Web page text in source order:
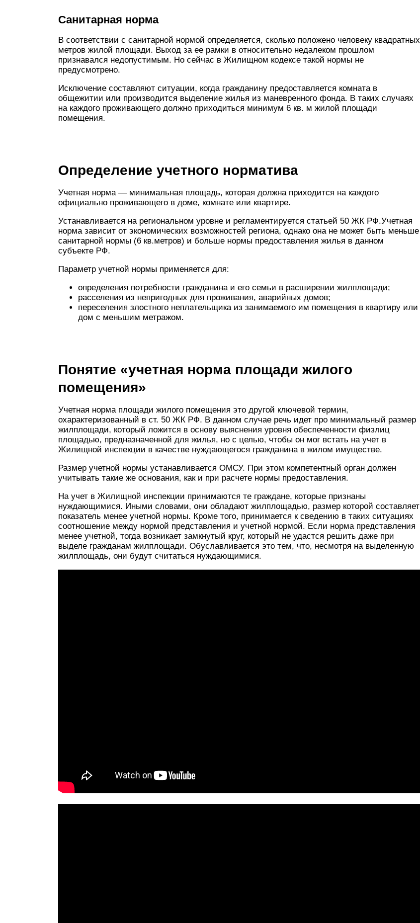
Санитарная норма
В соответствии с санитарной нормой определяется, сколько положено человеку квадратных
метров жилой площади. Выход за ее рамки в относительно недалеком прошлом
признавался недопустимым. Но сейчас в Жилищном кодексе такой нормы не
предусмотрено.
Исключение составляют ситуации, когда гражданину предоставляется комната в
общежитии или производится выделение жилья из маневренного фонда. В таких случаях
на каждого проживающего должно приходиться минимум 6 кв. м жилой площади
помещения.
Определение учетного норматива
Учетная норма — минимальная площадь, которая должна приходится на каждого
официально проживающего в доме, комнате или квартире.
Устанавливается на региональном уровне и регламентируется статьей 50 ЖК РФ.Учетная
норма зависит от экономических возможностей региона, однако она не может быть меньше
санитарной нормы (6 кв.метров) и больше нормы предоставления жилья в данном
субъекте РФ.
Параметр учетной нормы применяется для:
определения потребности гражданина и его семьи в расширении жилплощади;
расселения из непригодных для проживания, аварийных домов;
переселения злостного неплательщика из занимаемого им помещения в квартиру или
дом с меньшим метражом.
Понятие «учетная норма площади жилого
помещения»
Учетная норма площади жилого помещения это другой ключевой термин,
охарактеризованный в ст. 50 ЖК РФ. В данном случае речь идет про минимальный размер
жилплощади, который ложится в основу выяснения уровня обеспеченности физлиц
площадью, предназначенной для жилья, но с целью, чтобы он мог встать на учет в
Жилищной инспекции в качестве нуждающегося гражданина в жилом имуществе.
Размер учетной нормы устанавливается ОМСУ. При этом компетентный орган должен
учитывать такие же основания, как и при расчете нормы предоставления.
На учет в Жилищной инспекции принимаются те граждане, которые признаны
нуждающимися. Иными словами, они обладают жилплощадью, размер которой составляет
показатель менее учетной нормы. Кроме того, принимается к сведению в таких ситуациях
соотношение между нормой представления и учетной нормой. Если норма представления
менее учетной, тогда возникает замкнутый круг, который не удастся решить даже при
выделе гражданам жилплощади. Обуславливается это тем, что, несмотря на выделенную
жилплощадь, они будут считаться нуждающимися.